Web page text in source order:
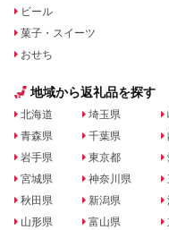
ビール
菓子・スイーツ
おせち
地域から返礼品を探す
北海道
青森県
岩手県
宮城県
秋田県
山形県
埼玉県
千葉県
東京都
神奈川県
新潟県
富山県